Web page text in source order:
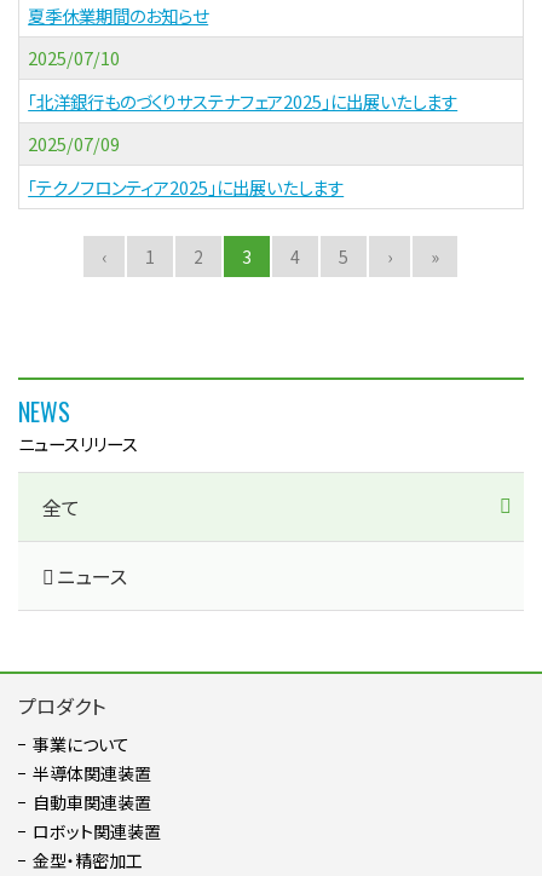
夏季休業期間のお知らせ
2025/07/10
「北洋銀行ものづくりサステナフェア2025」に出展いたします
2025/07/09
「テクノフロンティア2025」に出展いたします
‹ 1 2 3 4 5 › »
NEWS
ニュースリリース
全て
ニュース
プロダクト
事業について
半導体関連装置
自動車関連装置
ロボット関連装置
金型・精密加⼯